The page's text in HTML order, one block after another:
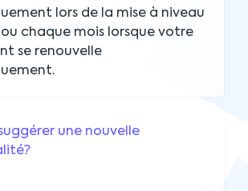
lors de la mise à niveau
chaque mois lorsque votre
se renouvelle
une nouvelle